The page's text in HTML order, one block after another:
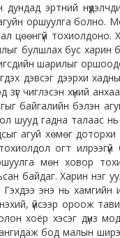
эртний
оршуулга болно.
цөөнгүй
булшлах бус
шарилыг
дэвсэг дээрхи
зүг чиглэсэн хүний
байгалийн бэлэн
шууд гадна талаас
агуй хөмөг
огт
мөн ховор
байдаг. Харин нэг
энэ нь хамгийн
үйсээр ороож
хоёр хэсэг дүнз
бод малын